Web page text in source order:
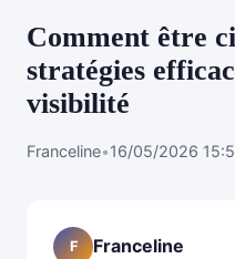
Comment être
stratégies
visibilité
Franceline•16/05/2026
F Franceline